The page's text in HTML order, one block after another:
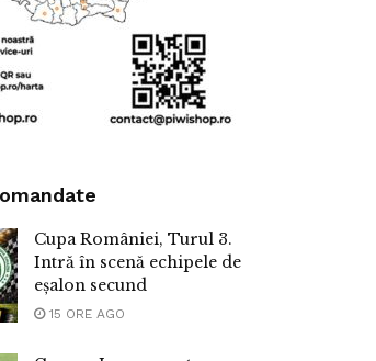
Cupa României, Turul 3.
Intră în scenă echipele de
eșalon secund
15 ORE AGO